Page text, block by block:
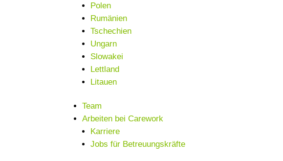
Polen
Rumänien
Tschechien
Ungarn
Slowakei
Lettland
Litauen
Team
Arbeiten bei Carework
Karriere
Jobs für Betreuungskräfte